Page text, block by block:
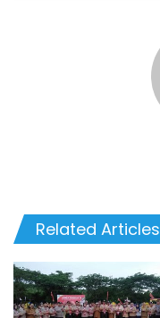
Related Articles